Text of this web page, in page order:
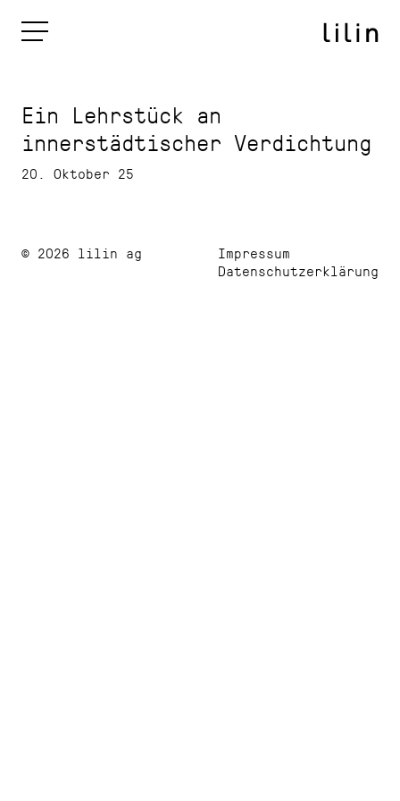
Ein Lehrstück an
innerstädtischer Verdichtung
20. Oktober 25
© 2026 lilin ag
Impressum
Datenschutzerklärung